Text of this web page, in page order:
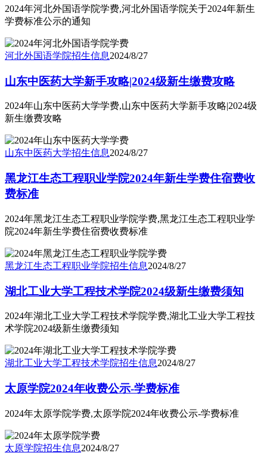
2024年河北外国语学院学费,河北外国语学院关于2024年新生
学费标准公示的通知
河北外国语学院招生信息2024/8/27
山东中医药大学新手攻略|2024级新生缴费攻略
2024年山东中医药大学学费,山东中医药大学新手攻略|2024级
新生缴费攻略
山东中医药大学招生信息2024/8/27
黑龙江生态工程职业学院2024年新生学费住宿费收
费标准
2024年黑龙江生态工程职业学院学费,黑龙江生态工程职业学
院2024年新生学费住宿费收费标准
黑龙江生态工程职业学院招生信息2024/8/27
湖北工业大学工程技术学院2024级新生缴费须知
2024年湖北工业大学工程技术学院学费,湖北工业大学工程技
术学院2024级新生缴费须知
湖北工业大学工程技术学院招生信息2024/8/27
太原学院2024年收费公示-学费标准
2024年太原学院学费,太原学院2024年收费公示-学费标准
太原学院招生信息2024/8/27